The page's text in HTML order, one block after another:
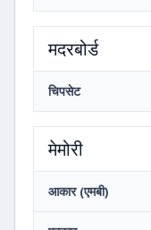
मदरबोर्ड
चिपसेट
मेमोरी
आकार (एमबी)